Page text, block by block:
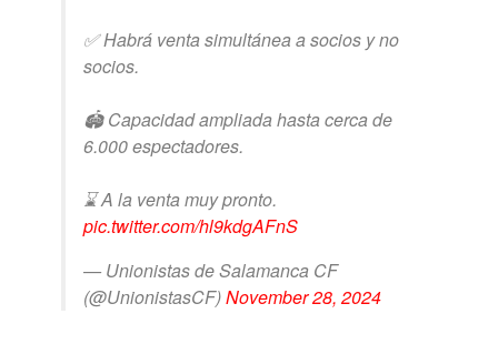
✅ Habrá venta simultánea a socios y no
socios.
🏟️ Capacidad ampliada hasta cerca de
6.000 espectadores.
⌛ A la venta muy pronto.
pic.twitter.com/hl9kdgAFnS
— Unionistas de Salamanca CF
(@UnionistasCF)November 28, 2024